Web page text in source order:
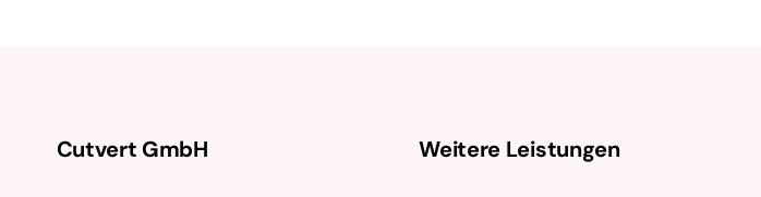
Cutvert GmbH Weitere Leistungen